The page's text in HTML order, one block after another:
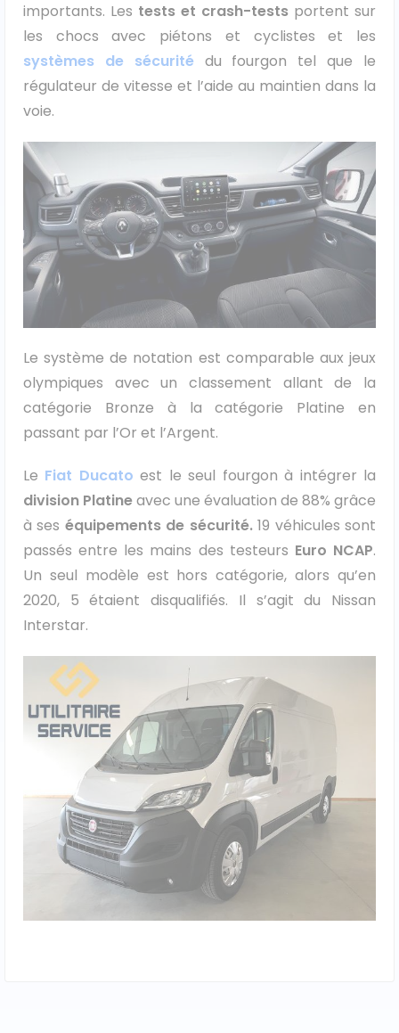
Nissan
Peugeot
Volkswagen
Véhicules 0 km
Tous les véhicules
Réservation véhicule
Financement utilitaire
importants. Les tests et crash-tests portent sur
les chocs avec piétons et cyclistes et les
systèmes de sécurité du fourgon tel que le
régulateur de vitesse et l’aide au maintien dans la
voie.
Le système de notation est comparable aux jeux
olympiques avec un classement allant de la
catégorie Bronze à la catégorie Platine en
passant par l’Or et l’Argent.
Le Fiat Ducato est le seul fourgon à intégrer la
division Platineavec une évaluation de 88% grâce
à ses équipements de sécurité.19 véhicules sont
passés entre les mains des testeurs Euro NCAP.
Un seul modèle est hors catégorie, alors qu’en
2020, 5 étaient disqualifiés. Il s’agit du Nissan
Interstar.